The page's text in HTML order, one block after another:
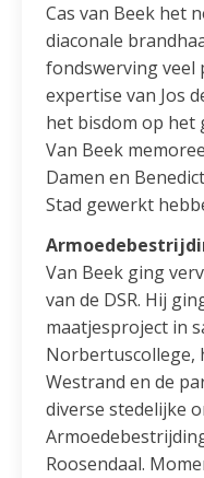
Cas van Beek het
diaconale
fondswerving veel
expertise van Jos
het bisdom op het
Van Beek
Damen en
Stad gewerkt
Van Beek ging
van de DSR. Hij
maatjesproject in
Norbertuscollege,
Westrand en de
diverse stedelijke
Roosendaal.